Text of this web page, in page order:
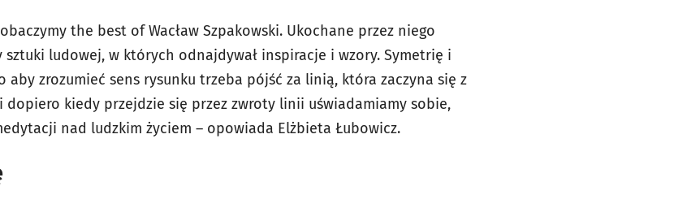
the best of Wacław Szpakowski. Ukochane przez niego
ludowej, w których odnajdywał inspiracje i wzory. Symetrię i
aby zrozumieć sens rysunku trzeba pójść za linią, która zaczyna się z
dopiero kiedy przejdzie się przez zwroty linii uświadamiamy sobie,
nad ludzkim życiem – opowiada Elżbieta Łubowicz.